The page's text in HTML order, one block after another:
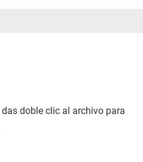
doble clic al archivo para